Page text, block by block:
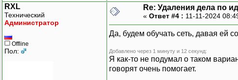
RXL
Технический
Администратор
Offline
Пол:
Re: Удаления дела по
« Ответ #4 : 11-11-2024
Да, будем обучать сеть, давая ей
Добавлено через 1 минуту и 12 секунд:
Я как-то не подумал о таком
говорят очень помогает.